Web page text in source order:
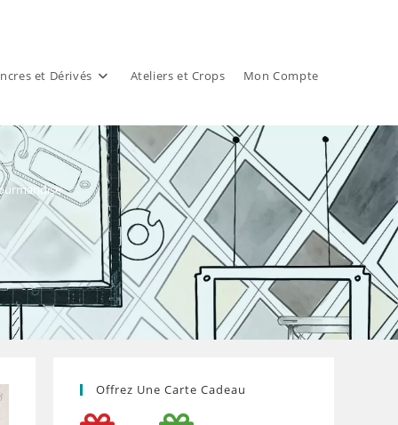
et Dérivés Ateliers et Crops Mon Compte
Offrez Une Carte Cadeau